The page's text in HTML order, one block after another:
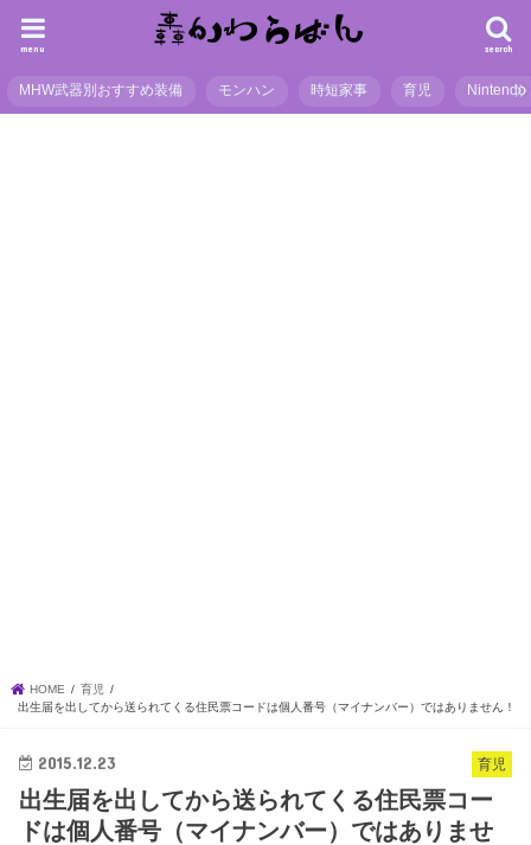
search
menu
MHW武器別おすすめ装備 モンハン 時短家事 育児 Nintendo
HOME
育児
出生届を出してから送られてくる住民票コー​ドは個人番号（マイナンバー）ではありませ​ん！
育児
2015.12.23
出生届を出してから送られてくる住民票コー​
ドは個人番号（マイナンバー）ではありませ​